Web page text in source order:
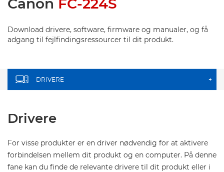
Canon FC-224S
Download drivere, software, firmware og manualer, og få
adgang til fejlfindingsressourcer til dit produkt.
DRIVERE +
Drivere
For visse produkter er en driver nødvendig for at aktivere
forbindelsen mellem dit produkt og en computer. På denne
fane kan du finde de relevante drivere til dit produkt eller i